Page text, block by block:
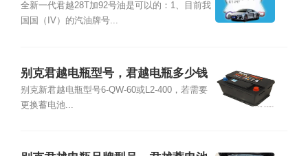
全新一代君越28T加92号油是可以的：1、目前我
国国（IV）的汽油牌号...
别克君越电瓶型号，君越电瓶多少钱
别克新君越电瓶型号6-QW-60或L2-400，若需要
更换蓄电池...